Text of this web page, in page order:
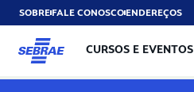
SOBREFALE CONOSCOENDEREÇOS
CURSOS E EVENTOS